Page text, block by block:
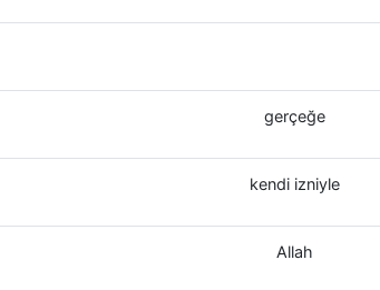
gerçeğe
kendi izniyle
Allah